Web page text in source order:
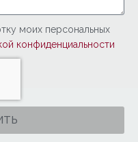
моих персональных
конфиденциальности